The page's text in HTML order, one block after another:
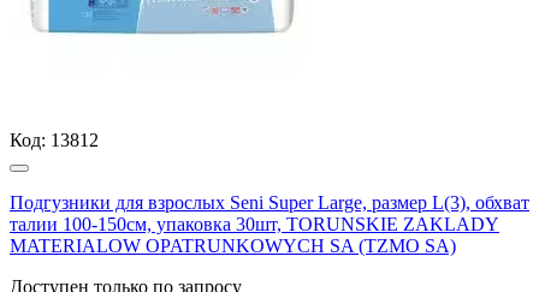
Код: 13812
Подгузники для взрослых Seni Super Large, размер L(3), обхват
талии 100-150см, упаковка 30шт, TORUNSKIE ZAKLADY
MATERIALOW OPATRUNKOWYCH SA (TZMO SA)
Доступен только по запросу